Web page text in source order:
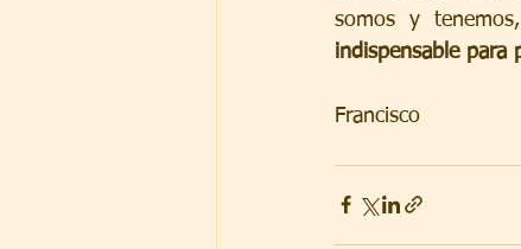
somos y
indispensable para
Francisco